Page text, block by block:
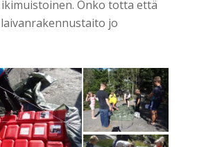
Onko totta että
jo